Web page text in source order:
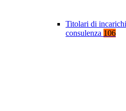
Titolari di
consulenza 106